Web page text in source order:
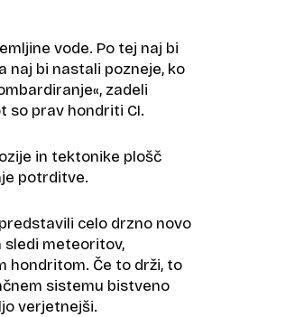
vode. Po tej naj bi
naj bi nastali pozneje, ko
zadeli
so prav hondriti CI.
in tektonike plošč
potrditve.
celo drzno novo
sledi meteoritov,
hondritom. Če to drži, to
sistemu bistveno
verjetnejši.